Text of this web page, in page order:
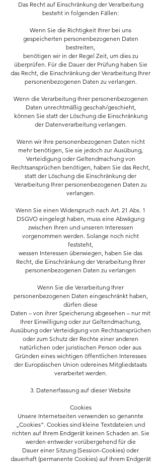
Das Recht auf Einschränkung der Verarbeitung
besteht in folgenden Fällen:
Wenn Sie die Richtigkeit Ihrer bei uns
gespeicherten personenbezogenen Daten
bestreiten,
benötigen wir in der Regel Zeit, um dies zu
überprüfen. Für die Dauer der Prüfung haben Sie
das Recht, die Einschränkung der Verarbeitung Ihrer
personenbezogenen Daten zu verlangen.
Wenn die Verarbeitung Ihrer personenbezogenen
Daten unrechtmäßig geschah/geschieht,
können Sie statt der Löschung die Einschränkung
der Datenverarbeitung verlangen.
Wenn wir Ihre personenbezogenen Daten nicht
mehr benötigen, Sie sie jedoch zur Ausübung,
Verteidigung oder Geltendmachung von
Rechtsansprüchen benötigen, haben Sie das Recht,
statt der Löschung die Einschränkung der
Verarbeitung Ihrer personenbezogenen Daten zu
verlangen.
Wenn Sie einen Widerspruch nach Art. 21 Abs. 1
DSGVO eingelegt haben, muss eine Abwägung
zwischen Ihren und unseren Interessen
vorgenommen werden. Solange noch nicht
feststeht,
wessen Interessen überwiegen, haben Sie das
Recht, die Einschränkung der Verarbeitung Ihrer
personenbezogenen Daten zu verlangen
Wenn Sie die Verarbeitung Ihrer
personenbezogenen Daten eingeschränkt haben,
dürfen diese
Daten – von ihrer Speicherung abgesehen – nur mit
Ihrer Einwilligung oder zur Geltendmachung,
Ausübung oder Verteidigung von Rechtsansprüchen
oder zum Schutz der Rechte einer anderen
natürlichen oder juristischen Person oder aus
Gründen eines wichtigen öffentlichen Interesses
der Europäischen Union odereines Mitgliedstaats
verarbeitet werden.
3. Datenerfassung auf dieser Website
Cookies
Unsere Internetseiten verwenden so genannte
„Cookies“. Cookies sind kleine Textdateien und
richten auf Ihrem Endgerät keinen Schaden an. Sie
werden entweder vorübergehend für die
Dauer einer Sitzung (Session-Cookies) oder
dauerhaft (permanente Cookies) auf Ihrem Endgerät